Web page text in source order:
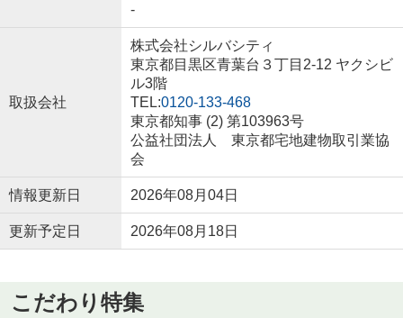
-
取扱会社
株式会社シルバシティ
東京都目黒区青葉台３丁目2-12 ヤクシビ
ル3階
TEL:0120-133-468
東京都知事 (2) 第103963号
公益社団法人 東京都宅地建物取引業協
会
情報更新日 2026年08月04日
更新予定日 2026年08月18日
こだわり特集